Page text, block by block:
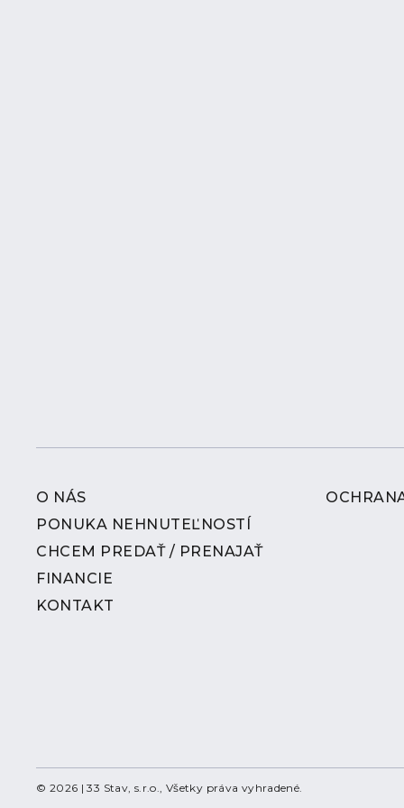
O NÁS
PONUKA NEHNUTEĽNOSTÍ
CHCEM PREDAŤ / PRENAJAŤ
FINANCIE
KONTAKT
© 2026 | 33 Stav, s.r.o., Všetky práva vyhradené.